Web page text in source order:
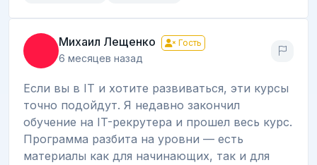
Михаил Лещенко Гость
6 месяцев назад
Если вы в IT и хотите развиваться, эти курсы
точно подойдут. Я недавно закончил
обучение на IT-рекрутера и прошел весь курс.
Программа разбита на уровни — есть
материалы как для начинающих, так и для